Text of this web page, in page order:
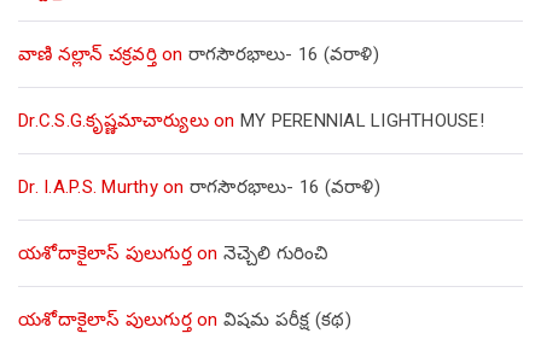
వాణి నల్లాన్ చక్రవర్తిon రాగసౌరభాలు- 16 (వరాళి)
Dr.C.S.G.కృష్ణమాచార్యులుon MY PERENNIAL LIGHTHOUSE!
Dr. I.A.P.S. Murthyon రాగసౌరభాలు- 16 (వరాళి)
యశోదాకైలాస్ పులుగుర్తon నెచ్చెలి గురించి
యశోదాకైలాస్ పులుగుర్తon విషమ పరీక్ష (క‌థ‌)